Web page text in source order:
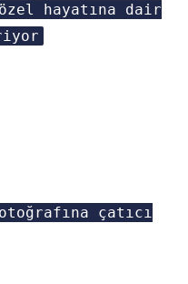
hayatına dair
çatıcı